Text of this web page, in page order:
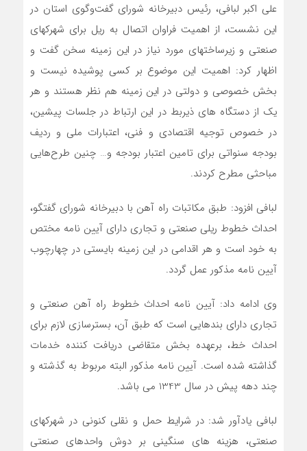
علی اکبر لبافی، رئیس دبیرخانه شورای گفت‌وگوی استان در
این نشست، از اهمیت فراوان اتصال به ریل برای شهرکهای
صنعتی و زیرساختهای مورد نیاز در این زمینه سخن گفت و
اظهار کرد: اهمیت این موضوع بر کسی پوشیده نیست و
بخش خصوصی و دولتی در این زمینه هم نظر هستند و هر
یک از دستگاه های ذیربط در این ارتباط در جلسات پیشین،
در خصوص توجیه اقتصادی و فنی، اعتبارات ملی و ردیف
بودجه سنواتی برای تامین اعتبار بودجه و… چنین طرح‌هایی
مباحثی مطرح کردند.
لبافی افزود: طبق مکاتبات راه آهن با دبیرخانه شورای گفتگو،
احداث خطوط ریلی صنعتی و تجاری دارای آیین نامه مختص
به خود است و هر اقدامی در این زمینه بایستی در چهارچوب
آیین نامه مذکور عمل گردد.
وی ادامه داد: آیین نامه احداث خطوط راه آهن صنعتی و
تجاری دارای بندهایی است که طبق آن، بسترسازی لازم برای
احداث خط، برعهده بخش متقاضی دریافت کننده خدمات
گذاشته شده است. آیین نامه مذکور البته مربوط به گذشته و
چند دهه پیش در سال 1343 می باشد.
لبافی یادآور شد: در شرایط حمل و نقلی کنونی در شهرکهای
صنعتی، هزینه های سنگینی بر دوش واحدهای صنعتی